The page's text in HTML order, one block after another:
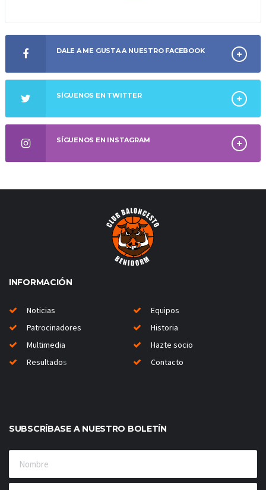
DALE A ME GUSTA A NUESTRO FACEBOOK
SÍGUENOS EN TWITTER
SÍGUENOS EN INSTAGRAM
INFORMACIÓN
Noticias
Equipos
Patrocinadores
Historia
Multimedia
Hazte socio
Resultados Contacto
SUBSCRÍBASE A NUESTRO BOLETÍN